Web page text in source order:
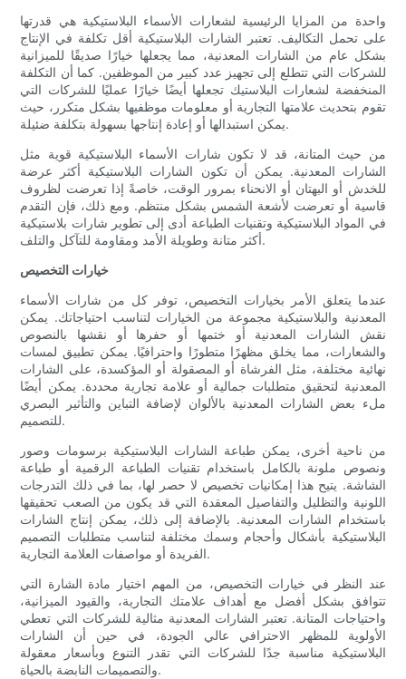
واحدة من المزايا الرئيسية لشعارات الأسماء البلاستيكية هي قدرتها
على تحمل التكاليف. تعتبر الشارات البلاستيكية أقل تكلفة في الإنتاج
بشكل عام من الشارات المعدنية، مما يجعلها خيارًا صديقًا للميزانية
للشركات التي تتطلع إلى تجهيز عدد كبير من الموظفين. كما أن التكلفة
المنخفضة لشعارات البلاستيك تجعلها أيضًا خيارًا عمليًا للشركات التي
تقوم بتحديث علامتها التجارية أو معلومات موظفيها بشكل متكرر، حيث
يمكن استبدالها أو إعادة إنتاجها بسهولة بتكلفة ضئيلة.
من حيث المتانة، قد لا تكون شارات الأسماء البلاستيكية قوية مثل
الشارات المعدنية. يمكن أن تكون الشارات البلاستيكية أكثر عرضة
للخدش أو البهتان أو الانحناء بمرور الوقت، خاصةً إذا تعرضت لظروف
قاسية أو تعرضت لأشعة الشمس بشكل منتظم. ومع ذلك، فإن التقدم
في المواد البلاستيكية وتقنيات الطباعة أدى إلى تطوير شارات بلاستيكية
أكثر متانة وطويلة الأمد ومقاومة للتآكل والتلف.
خيارات التخصيص
عندما يتعلق الأمر بخيارات التخصيص، توفر كل من شارات الأسماء
المعدنية والبلاستيكية مجموعة من الخيارات لتناسب احتياجاتك. يمكن
نقش الشارات المعدنية أو ختمها أو حفرها أو نقشها بالنصوص
والشعارات، مما يخلق مظهرًا متطورًا واحترافيًا. يمكن تطبيق لمسات
نهائية مختلفة، مثل الفرشاة أو المصقولة أو المؤكسدة، على الشارات
المعدنية لتحقيق متطلبات جمالية أو علامة تجارية محددة. يمكن أيضًا
ملء بعض الشارات المعدنية بالألوان لإضافة التباين والتأثير البصري
للتصميم.
من ناحية أخرى، يمكن طباعة الشارات البلاستيكية برسومات وصور
ونصوص ملونة بالكامل باستخدام تقنيات الطباعة الرقمية أو طباعة
الشاشة. يتيح هذا إمكانيات تخصيص لا حصر لها، بما في ذلك التدرجات
اللونية والتظليل والتفاصيل المعقدة التي قد يكون من الصعب تحقيقها
باستخدام الشارات المعدنية. بالإضافة إلى ذلك، يمكن إنتاج الشارات
البلاستيكية بأشكال وأحجام وسمك مختلفة لتناسب متطلبات التصميم
الفريدة أو مواصفات العلامة التجارية.
عند النظر في خيارات التخصيص، من المهم اختيار مادة الشارة التي
تتوافق بشكل أفضل مع أهداف علامتك التجارية، والقيود الميزانية،
واحتياجات المتانة. تعتبر الشارات المعدنية مثالية للشركات التي تعطي
الأولوية للمظهر الاحترافي عالي الجودة، في حين أن الشارات
البلاستيكية مناسبة جدًا للشركات التي تقدر التنوع وبأسعار معقولة
والتصميمات النابضة بالحياة.